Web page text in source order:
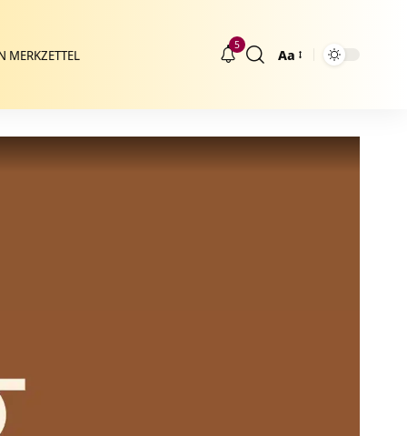
MERKZETTEL
5
Größenänderung
Aa